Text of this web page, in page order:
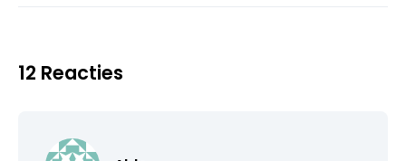
12 Reacties